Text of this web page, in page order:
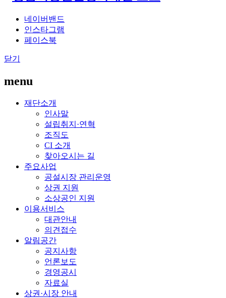
네이버밴드
인스타그램
페이스북
닫기
menu
재단소개
인사말
설립취지·연혁
조직도
CI 소개
찾아오시는 길
주요사업
공설시장 관리운영
상권 지원
소상공인 지원
이용서비스
대관안내
의견접수
알림공간
공지사항
언론보도
경영공시
자료실
상권·시장 안내